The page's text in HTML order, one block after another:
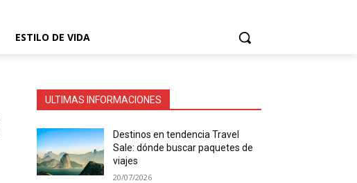
ESTILO DE VIDA
ULTIMAS INFORMACIONES
Destinos en tendencia Travel
Sale: dónde buscar paquetes de
viajes
20/07/2026